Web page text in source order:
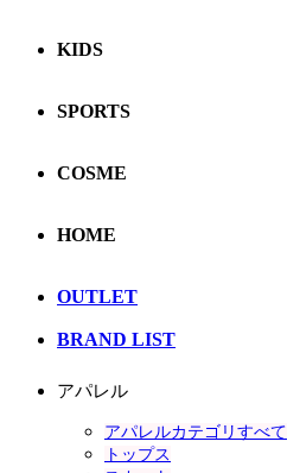
KIDS
SPORTS
COSME
HOME
OUTLET
BRAND LIST
アパレル
アパレルカテゴリすべて
トップス